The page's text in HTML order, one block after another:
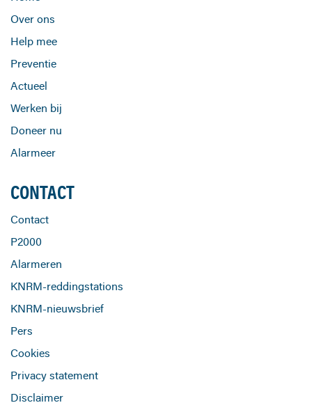
Over ons
Help mee
Preventie
Actueel
Werken bij
Doneer nu
Alarmeer
CONTACT
Contact
P2000
Alarmeren
KNRM-reddingstations
KNRM-nieuwsbrief
Pers
Cookies
Privacy statement
Disclaimer